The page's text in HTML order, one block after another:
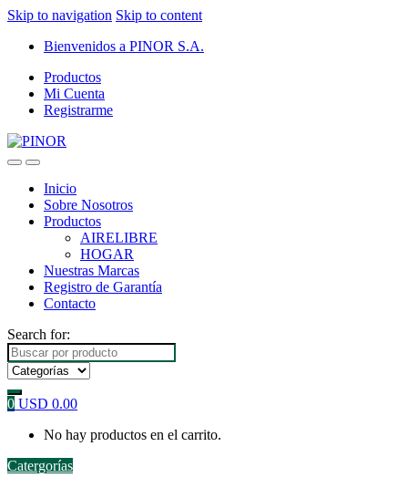
Skip to navigation Skip to content
Bienvenidos a PINOR S.A.
Productos
Mi Cuenta
Registrarme
Inicio
Sobre Nosotros
Productos
AIRELIBRE
HOGAR
Nuestras Marcas
Registro de Garantía
Contacto
Search for:
0 USD 0.00
No hay productos en el carrito.
Catergorías